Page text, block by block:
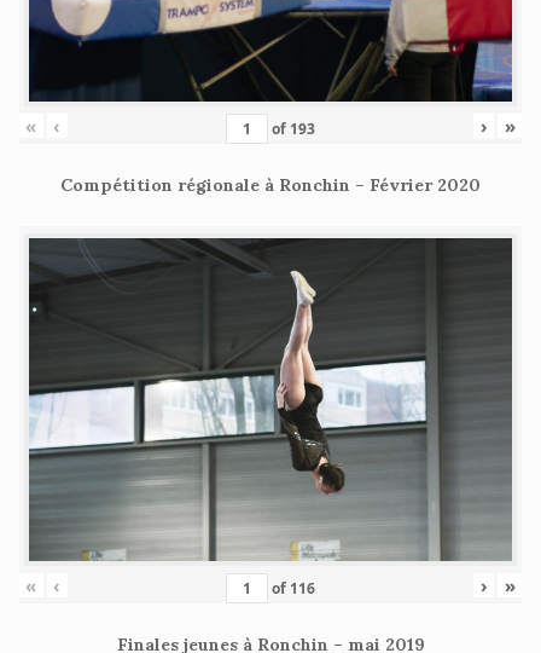
« ‹ of 193 › »
Compétition régionale à Ronchin – Février 2020
« ‹ of 116 › »
Finales jeunes à Ronchin – mai 2019